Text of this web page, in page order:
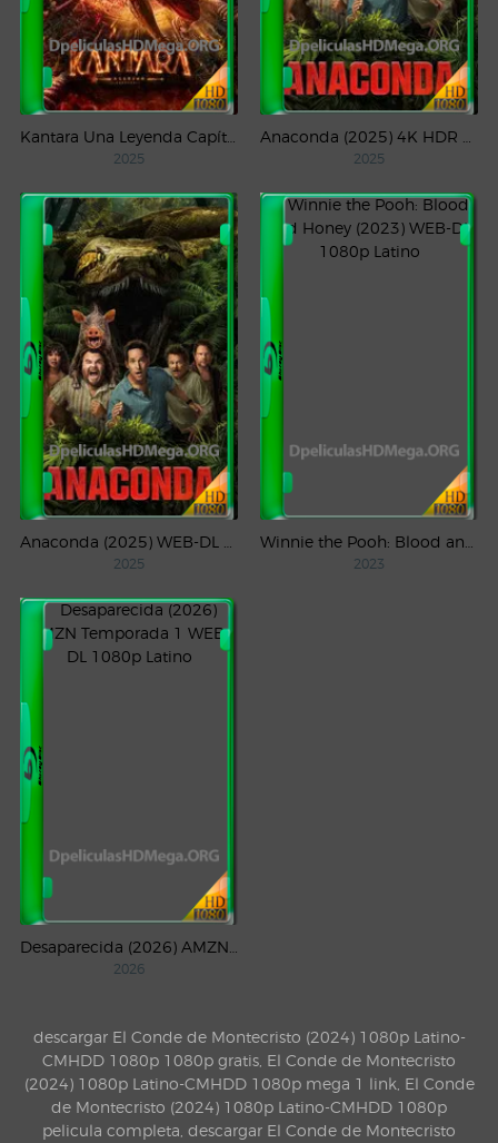
2025 2025
2025 2023
2026
descargar El Conde de Montecristo (2024) 1080p Latino-
CMHDD 1080p 1080p gratis, El Conde de Montecristo
(2024) 1080p Latino-CMHDD 1080p mega 1 link, El Conde
de Montecristo (2024) 1080p Latino-CMHDD 1080p
pelicula completa, descargar El Conde de Montecristo